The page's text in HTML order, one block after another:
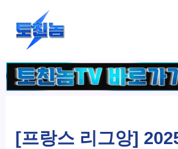
건
너
[프랑스 리그앙]